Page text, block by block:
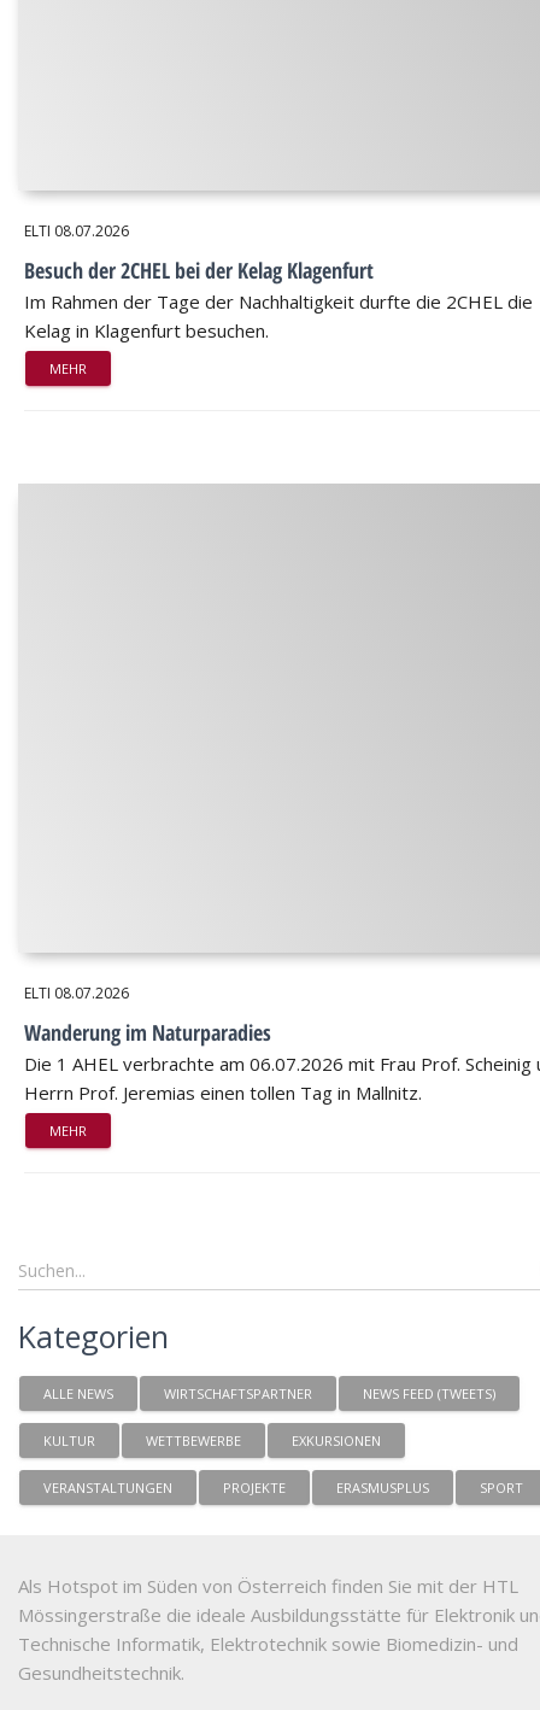
ELTI 08.07.2026
Besuch der 2CHEL bei der Kelag Klagenfurt
Im Rahmen der Tage der Nachhaltigkeit durfte die 2CHEL die
Kelag in Klagenfurt besuchen.
MEHR
ELTI 08.07.2026
Wanderung im Naturparadies
Die 1 AHEL verbrachte am 06.07.2026 mit Frau Prof. Scheinig
Herrn Prof. Jeremias einen tollen Tag in Mallnitz.
MEHR
Kategorien
ALLE NEWS WIRTSCHAFTSPARTNER NEWS FEED (TWEETS)
KULTUR WETTBEWERBE EXKURSIONEN
VERANSTALTUNGEN PROJEKTE ERASMUSPLUS SPORT
Als Hotspot im Süden von Österreich finden Sie mit der HTL
Mössingerstraße die ideale Ausbildungsstätte für Elektronik
Technische Informatik, Elektrotechnik sowie Biomedizin- und
Gesundheitstechnik.